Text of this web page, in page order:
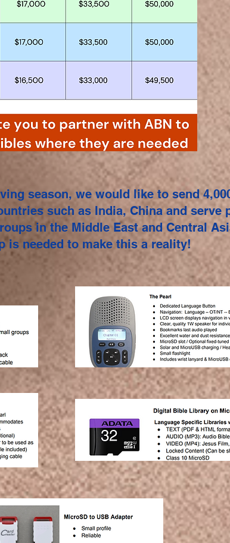
season, we would like to send
such as India, China and serve
in the Middle East and Central
is needed to make this a reality!